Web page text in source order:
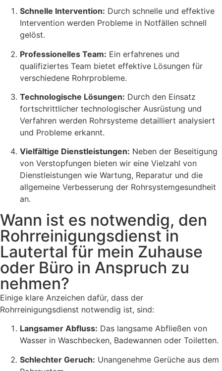
Schnelle Intervention: Durch schnelle und effektive
Intervention werden Probleme in Notfällen schnell
gelöst.
Professionelles Team: Ein erfahrenes und
qualifiziertes Team bietet effektive Lösungen für
verschiedene Rohrprobleme.
Technologische Lösungen: Durch den Einsatz
fortschrittlicher technologischer Ausrüstung und
Verfahren werden Rohrsysteme detailliert analysiert
und Probleme erkannt.
Vielfältige Dienstleistungen: Neben der Beseitigung
von Verstopfungen bieten wir eine Vielzahl von
Dienstleistungen wie Wartung, Reparatur und die
allgemeine Verbesserung der Rohrsystemgesundheit
an.
Wann ist es notwendig, den
Rohrreinigungsdienst in
Lautertal für mein Zuhause
oder Büro in Anspruch zu
nehmen?
Einige klare Anzeichen dafür, dass der
Rohrreinigungsdienst notwendig ist, sind:
Langsamer Abfluss: Das langsame Abfließen von
Wasser in Waschbecken, Badewannen oder Toiletten.
Schlechter Geruch: Unangenehme Gerüche aus dem